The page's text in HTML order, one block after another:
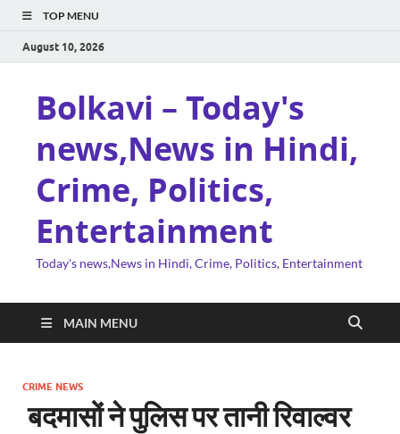
TOP MENU
August 10, 2026
Bolkavi – Today's
news,News in Hindi,
Crime, Politics,
Entertainment
Today's news,News in Hindi, Crime, Politics, Entertainment
MAIN MENU
CRIME NEWS
बदमासों ने पुलिस पर तानी रिवाल्वर